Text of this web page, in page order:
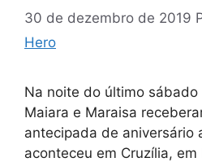
30 de dezembro de 2019
Hero
Na noite do último sábado
Maiara e Maraisa
antecipada de aniversário
aconteceu em Cruzília, em